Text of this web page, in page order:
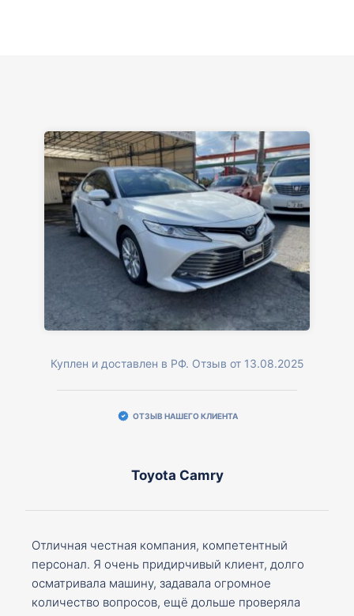
Куплен и доставлен в РФ. Отзыв от 13.08.2025
ОТЗЫВ НАШЕГО КЛИЕНТА
Toyota Camry
Отличная честная компания, компетентный
персонал. Я очень придирчивый клиент, долго
осматривала машину, задавала огромное
количество вопросов, ещё дольше проверяла